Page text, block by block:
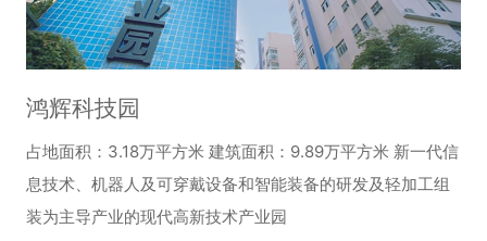
鸿辉科技园
占地面积：3.18万平方米 建筑面积：9.89万平方米 新一代信
息技术、机器人及可穿戴设备和智能装备的研发及轻加工组
装为主导产业的现代高新技术产业园